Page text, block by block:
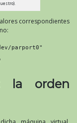
correspondientes
parport0"
la orden